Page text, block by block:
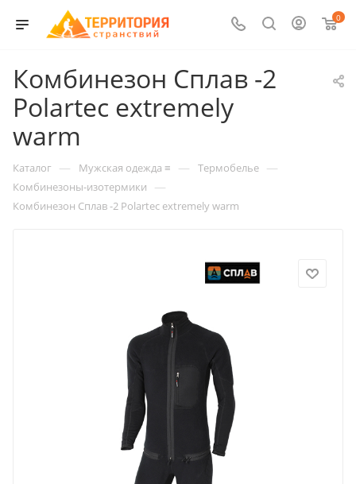
0
Комбинезон Сплав -2
Polartec extremely
warm
Каталог — Мужская одежда ≡ — Термобелье —
Комбинезоны-изотермики —
Комбинезон Сплав -2 Polartec extremely warm